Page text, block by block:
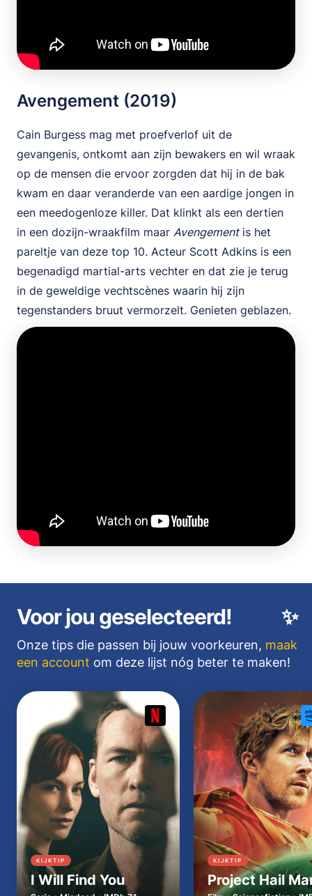
Avengement (2019)
Cain Burgess mag met proefverlof uit de
gevangenis, ontkomt aan zijn bewakers en wil wraak
op de mensen die ervoor zorgden dat hij in de bak
kwam en daar veranderde van een aardige jongen in
een meedogenloze killer. Dat klinkt als een dertien
in een dozijn-wraakfilm maar Avengementis het
pareltje van deze top 10. Acteur Scott Adkins is een
begenadigd martial-arts vechter en dat zie je terug
in de geweldige vechtscènes waarin hij zijn
tegenstanders bruut vermorzelt. Genieten geblazen.
✨
Voor jou geselecteerd!
Onze tips die passen bij jouw voorkeuren, maak
een account om deze lijst nóg beter te maken!
KIJKTIP
I Will Find You
KIJKTIP
Project Hail